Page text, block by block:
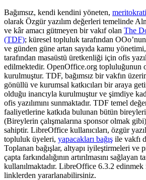
Bağımsız, kendi kendini yöneten,
olarak Özgür yazılım değerleri temelinde
ve kâr amacı gütmeyen bir vakıf olan The
(TDF); küresel topluluk tarafından
ve günden güne artan sayıda kamu
tarafından masaüstü üretkenliği için ofis
edilmektedir. OpenOffice.org topluluğunun
kurulmuştur. TDF, bağımsız bir vakfın
gönüllü ve kurumsal katkıcıları bir araya
olduğu inancıyla kurulmuştur ve şimdiye
ofis yazılımını sunmaktadır. TDF temel
faaliyetlerine katkıda bulunan bütün
(Bireylerin çalışmalarına sponsor olmak
sahiptir. LibreOffice kullanıcıları, özgür
topluluk üyeleri, yapacakları bağış ile vakfı
Toplanan bağışlar, altyapı iyileştirmeleri ve
çapta farkındalığının artırılmasını sağlayan
kullanılmaktadır. LibreOffice 6.3.2 edinmek
linklerden yararlanabilirsiniz.